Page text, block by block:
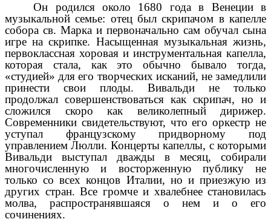
Он родился около 1680 года в Венеции в
музыкальной семье: отец был скрипачом в капелле
собора св. Марка и первоначально сам обучал сына
игре на скрипке. Насыщенная музыкальная жизнь,
первоклассная хоровая и инструментальная капелла,
которая стала, как это обычно бывало тогда,
«студией» для его творческих исканий, не замедлили
принести свои плоды. Вивальди не только
продолжал совершенствоваться как скрипач, но и
сложился скоро как великолепный дирижер.
Современники свидетельствуют, что его оркестр не
уступал французскому придворному под
управлением Люлли. Концерты капеллы, с которыми
Вивальди выступал дважды в месяц, собирали
многочисленную и восторженную публику не
только со всех концов Италии, но и приезжую из
других стран. Все громче и хвалебнее становилась
молва, распространявшаяся о нем и о его
сочинениях.